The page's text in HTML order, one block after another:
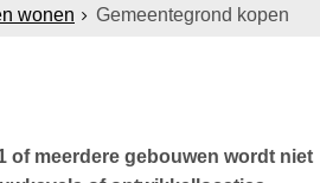
wonen Gemeentegrond kopen
of meerdere gebouwen wordt niet